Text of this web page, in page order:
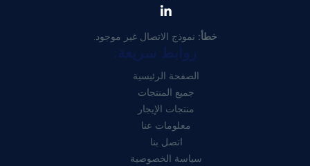
خطأ: نموذج الاتصال غير موجود.
روابط سريعة:
الصفحة الرئيسية
جميع المنتجات
منتجات الإيجار
معلومات عنا
اتصل بنا
سياسة الخصوصية